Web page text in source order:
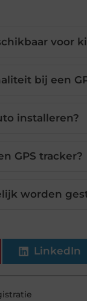
voor
bij een
installeren?
GPS tracker?
worden
LinkedIn